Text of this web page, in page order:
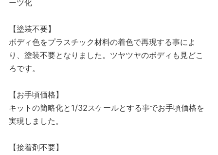
ーツ化
【塗装不要】
ボディ色をプラスチック材料の着色で再現する事によ
り、塗装不要となりました。ツヤツヤのボディも見どこ
ろです。
【お手頃価格】
キットの簡略化と1/32スケールとする事でお手頃価格を
実現しました。
【接着剤不要】